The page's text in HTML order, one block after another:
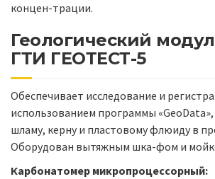
концен-трации.
Геологический
ГТИ ГЕОТЕСТ-5
Обеспечивает исследование и
использованием программы
шламу, керну и пластовому флюиду в
Оборудован вытяжным шка-фом и
Карбонатомер микропроцессорный: